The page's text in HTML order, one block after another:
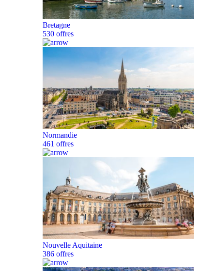
Bretagne
530 offres
Normandie
461 offres
Nouvelle Aquitaine
386 offres